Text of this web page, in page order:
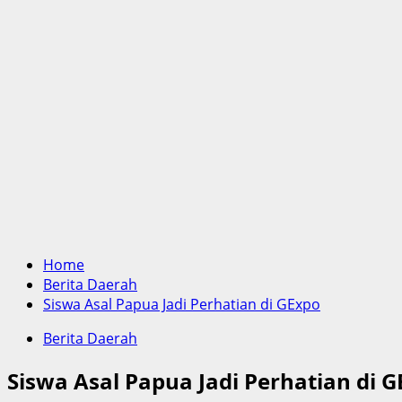
Home
Berita Daerah
Siswa Asal Papua Jadi Perhatian di GExpo
Berita Daerah
Siswa Asal Papua Jadi Perhatian di